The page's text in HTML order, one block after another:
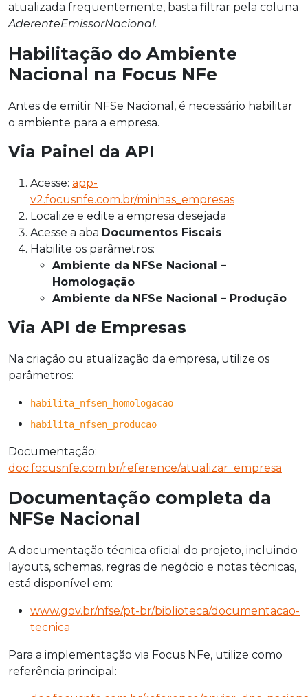
atualizada frequentemente, basta filtrar pela coluna
AderenteEmissorNacional.
Habilitação do Ambiente
Nacional na Focus NFe
Antes de emitir NFSe Nacional, é necessário habilitar
o ambiente para a empresa.
Via Painel da API
Acesse: app-
v2.focusnfe.com.br/minhas_empresas
Localize e edite a empresa desejada
Acesse a aba Documentos Fiscais
Habilite os parâmetros:
Ambiente da NFSe Nacional –
Homologação
Ambiente da NFSe Nacional – Produção
Via API de Empresas
Na criação ou atualização da empresa, utilize os
parâmetros:
habilita_nfsen_homologacao
habilita_nfsen_producao
Documentação:
doc.focusnfe.com.br/reference/atualizar_empresa
Documentação completa da
NFSe Nacional
A documentação técnica oficial do projeto, incluindo
layouts, schemas, regras de negócio e notas técnicas,
está disponível em:
www.gov.br/nfse/pt-br/biblioteca/documentacao-
tecnica
Para a implementação via Focus NFe, utilize como
referência principal: